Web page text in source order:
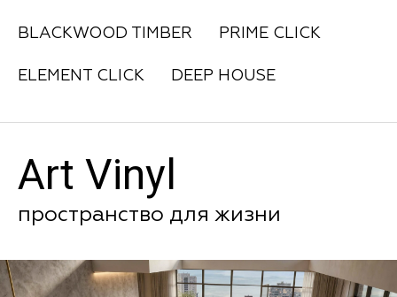
BLACKWOOD TIMBER PRIME CLICK
ELEMENT CLICK DEEP HOUSE
Art Vinyl
пространство для жизни